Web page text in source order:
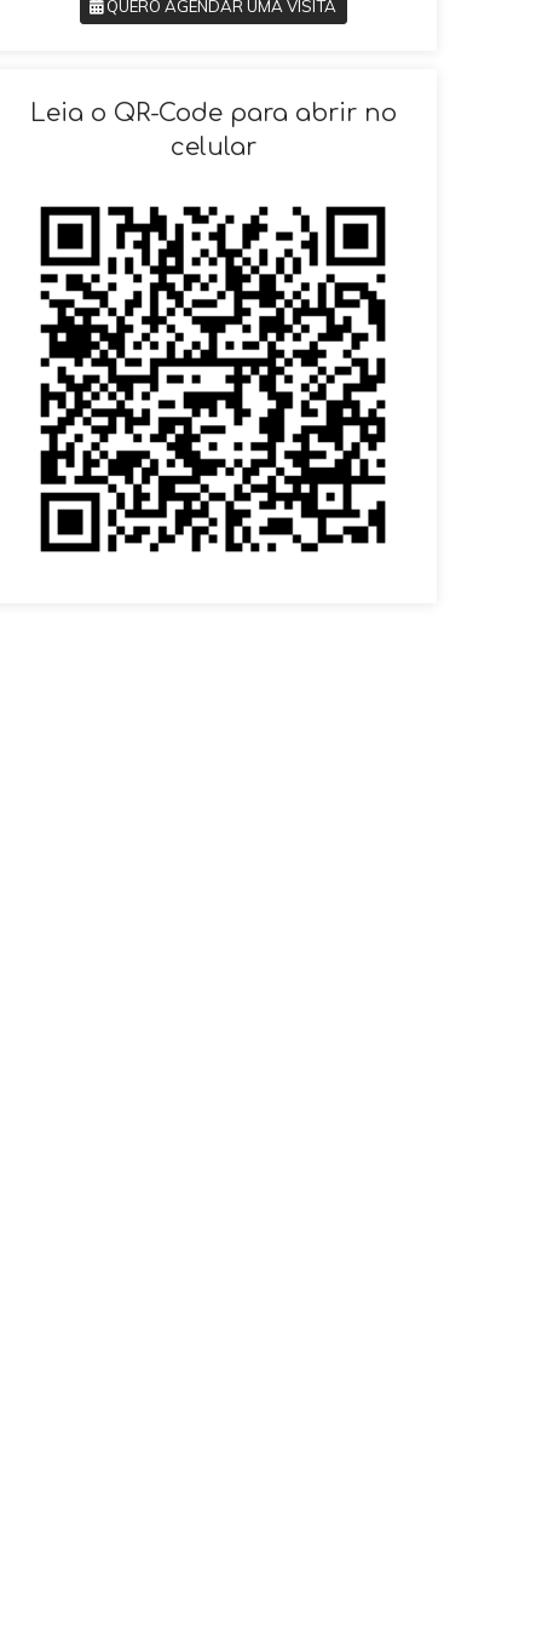
QUERO AGENDAR UMA VISITA
VOLTAR
Leia o QR-Code para abrir no
celular